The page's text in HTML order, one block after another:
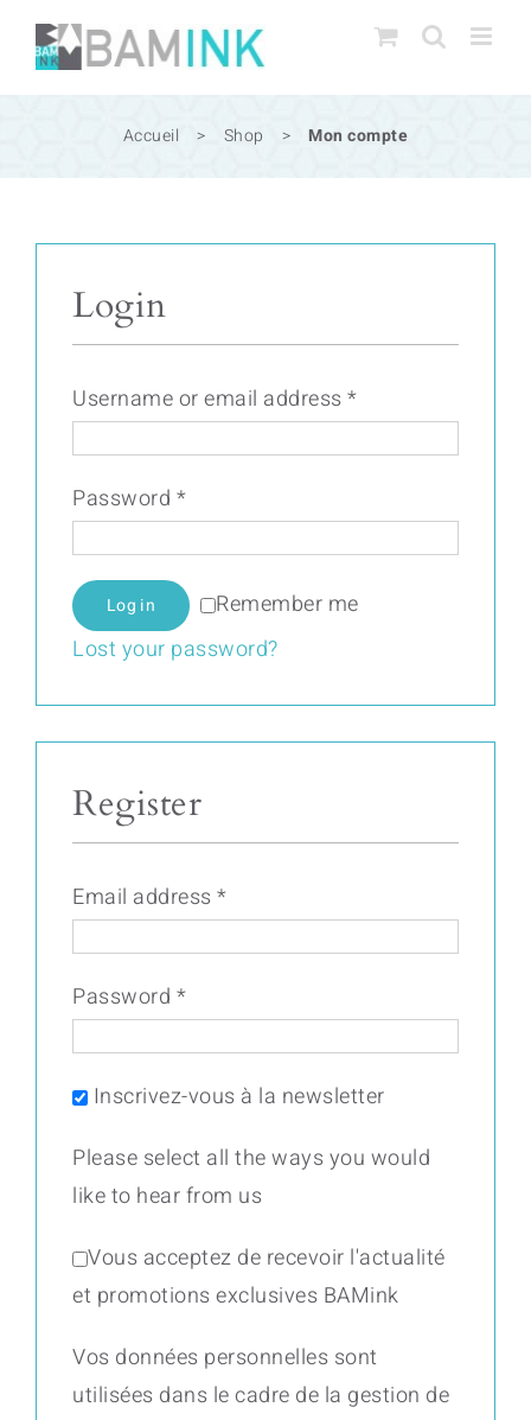
Passer
contenu
Accueil > Shop > Mon compte
Login
Username or email address*
Password *
Remember me
Log in
Lost your password?
Register
Email address*
Password *
Inscrivez-vous à la newsletter
Please select all the ways you would
like to hear from us
Vous acceptez de recevoir l'actualité
et promotions exclusives BAMink
Vos données personnelles sont
utilisées dans le cadre de la gestion de